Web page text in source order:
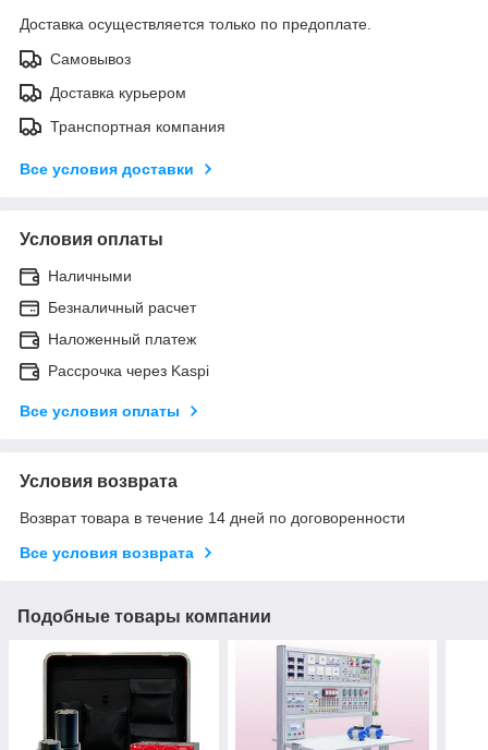
Доставка осуществляется только по предоплате.
Самовывоз
Доставка курьером
Транспортная компания
Все условия доставки
Условия оплаты
Наличными
Безналичный расчет
Наложенный платеж
Рассрочка через Kaspi
Все условия оплаты
Условия возврата
Возврат товара в течение 14 дней по договоренности
Все условия возврата
Подобные товары компании